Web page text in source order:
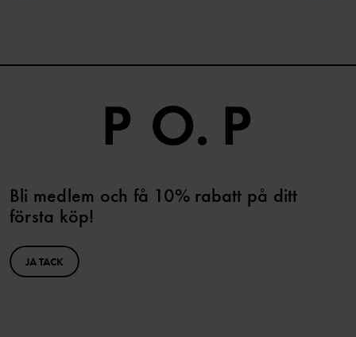
Bli medlem och få 10% rabatt på ditt
första köp!
JA TACK